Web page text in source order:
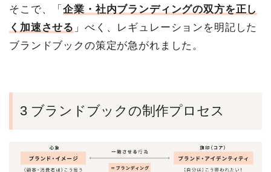
そこで、「企業・社内ブランディングの双方を正し
く加速させる 」べく、レギュレーションを明記した
ブランドブックの策定が急がれました。
3 ブランドブックの制作プロセス